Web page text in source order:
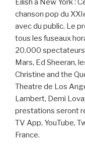
Eilish à New York :
chanson pop du
avec du public. Le
tous les fuseaux
20.000
Mars, Ed Sheeran,
Christine and the
Theatre de Los
Lambert, Demi
prestations seront
TV App, YouTube,
France.